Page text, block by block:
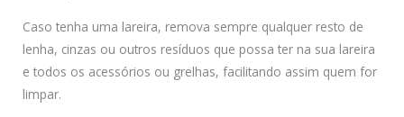
Caso tenha uma lareira, remova sempre qualquer resto de
lenha, cinzas ou outros resíduos que possa ter na sua lareira
e todos os acessórios ou grelhas, facilitando assim quem for
limpar.